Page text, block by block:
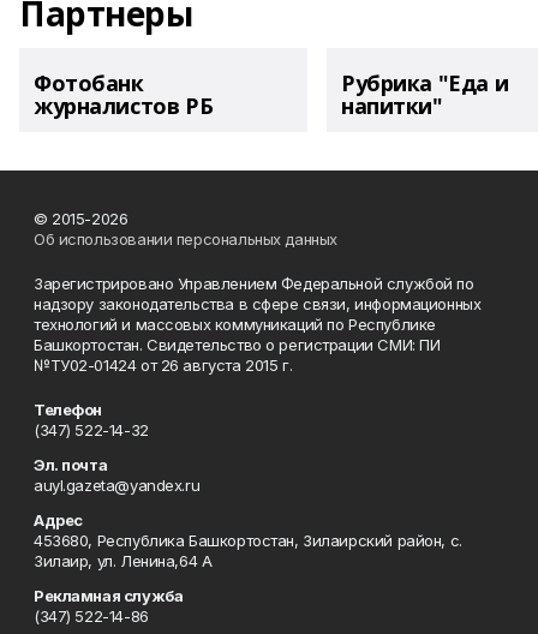
Партнеры
Фотобанк
журналистов РБ
Рубрика "Еда и
напитки"
© 2015-2026
Об использовании персональных данных
Зарегистрировано Управлением Федеральной службой по
надзору законодательства в сфере связи, информационных
технологий и массовых коммуникаций по Республике
Башкортостан. Свидетельство о регистрации СМИ: ПИ
№ТУ02-01424 от 26 августа 2015 г.
Телефон
(347) 522-14-32
Эл. почта
auyl.gazeta@yandex.ru
Адрес
453680, Республика Башкортостан, Зилаирский район, с.
Зилаир, ул. Ленина,64 А
Рекламная служба
(347) 522-14-86